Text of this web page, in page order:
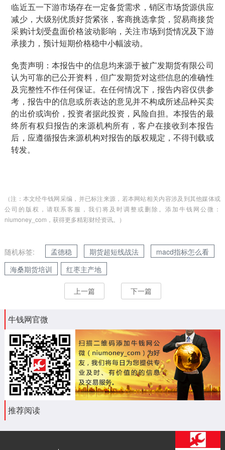
临近五一下游市场存在一定备货需求，销区市场货源供应
减少，大级别优质好货紧张，客商挑选拿货，贸易商接货
采购计划受盘面价格波动影响，关注市场到货情况及下游
承接力，预计短期价格稳中小幅波动。
免责声明：本报告中的信息均来源于被广发期货有限公司
认为可靠的已公开资料，但广发期货对这些信息的准确性
及完整性不作任何保证。在任何情况下，报告内容仅供参
考，报告中的信息或所表达的意见并不构成所述品种买卖
的出价或询价，投资者据此投资，风险自担。本报告的最
终所有权归报告的来源机构所有，客户在接收到本报告
后，应遵循报告来源机构对报告的版权规定，不得刊载或
转发。
（注：本文经牛钱网采编，并已标注来源，若本网站相关内容涉及到其他媒体或
公司的版权，请联系客服，我们将及时调整或删除。添加牛钱网公微：
niumoney_com，获得更多精彩财经资讯。）
随机标签: 孟德稳 期货超短线战法
macd指标怎么看
海桑期货培训
红枣主产地
上一篇 下一篇
牛钱网官微
推荐阅读